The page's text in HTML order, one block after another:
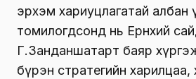
эрхэм хариуцлагатай албан
томилогдсонд нь Ерөнхий
Г.Занданшатарт баяр
бүрэн стратегийн харилцаа,